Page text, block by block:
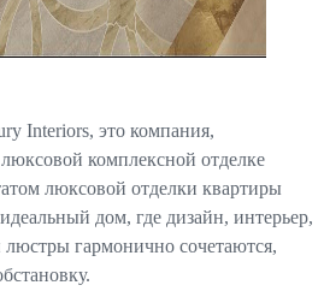
Interiors, это компания,
комплексной отделке
люксовой отделки квартиры
дом, где дизайн, интерьер,
люстры гармонично сочетаются,